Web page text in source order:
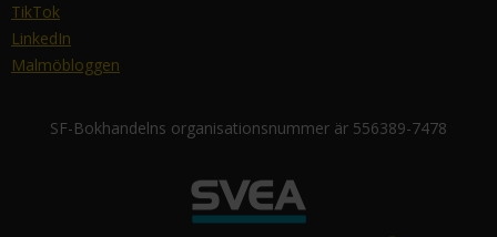
TikTok
LinkedIn
Malmöbloggen
SF-Bokhandelns organisationsnummer är 556389-7478